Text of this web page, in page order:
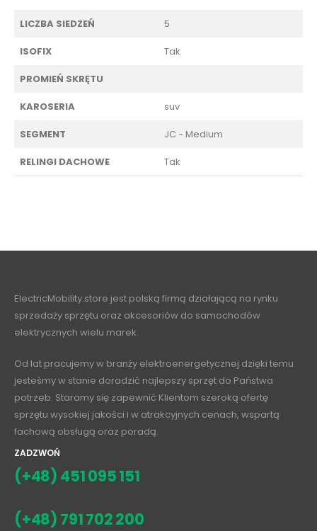
LICZBA SIEDZEŃ 5
ISOFIX Tak
PROMIEŃ SKRĘTU
KAROSERIA suv
SEGMENT JC - Medium
RELINGI DACHOWE Tak
ElectricMobility.store jest polską firmą działającą na rynku
sprzedaży sprzętu oraz akcesoriów do samochodów
elektrycznych wielu marek.
Od lat pracujemy w branży elektroenergetycznej dzięki temu
jesteśmy w stanie doradzić najlepszy sprzęt do Państwa
potrzeb. Staramy się zapewnić Klientom szeroką ofertę
sprzętu wysokiej jakości i w atrakcyjnych cenach, wspartą
fachową obsługą oraz poradą.
ZADZWOŃ
(+48) 451 095 151
(+48) 791 702 200